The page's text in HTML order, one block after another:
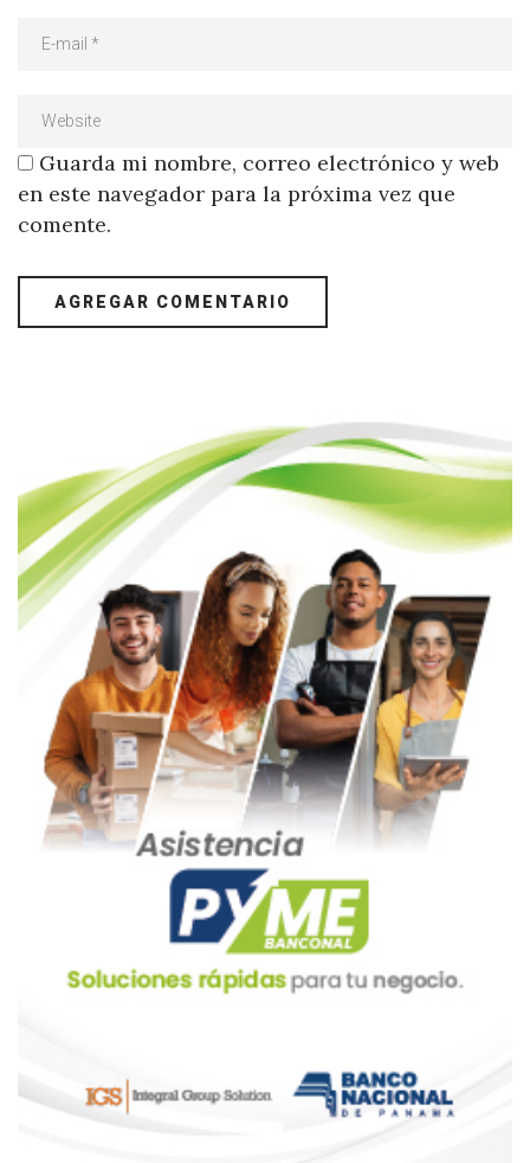
Guarda mi nombre, correo electrónico y web
en este navegador para la próxima vez que
comente.